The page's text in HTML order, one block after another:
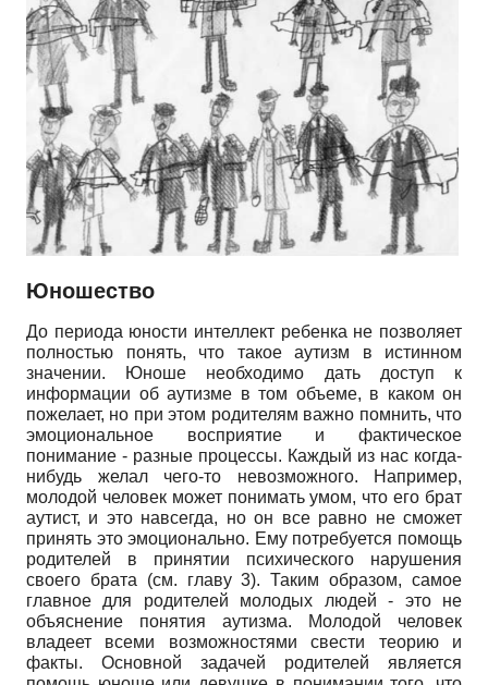
Юношество
До периода юности интеллект ребенка не позволяет
полностью понять, что такое аутизм в истинном
значении. Юноше необходимо дать доступ к
информации об аутизме в том объеме, в каком он
пожелает, но при этом родителям важно помнить, что
эмоциональное восприятие и фактическое
понимание - разные процессы. Каждый из нас когда-
нибудь желал чего-то невозможного. Например,
молодой человек может понимать умом, что его брат
аутист, и это навсегда, но он все равно не сможет
принять это эмоционально. Ему потребуется помощь
родителей в принятии психического нарушения
своего брата (см. главу 3). Таким образом, самое
главное для родителей молодых людей - это не
объяснение понятия аутизма. Молодой человек
владеет всеми возможностями свести теорию и
факты. Основной задачей родителей является